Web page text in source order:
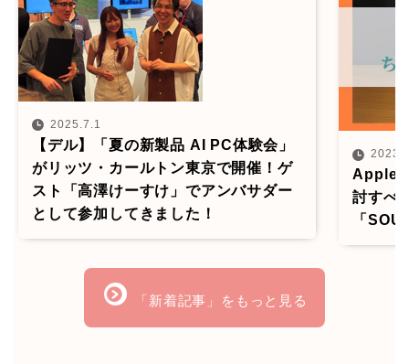
2025.7.1
【デル】「夏の新製品 AI PC体験会」
がリッツ・カールトン東京で開催！ゲ
スト「高澤けーすけ」でアンバサダー
として参加してきました！
Apple
討すべ
「
「新着記事」をもっと見る